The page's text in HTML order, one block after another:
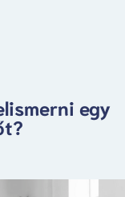
egy